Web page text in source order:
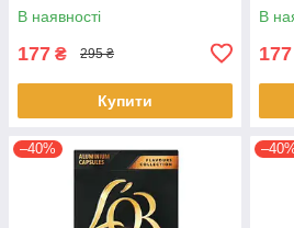
В наявності
177 ₴ 295 ₴
Купити
В
177
–40%